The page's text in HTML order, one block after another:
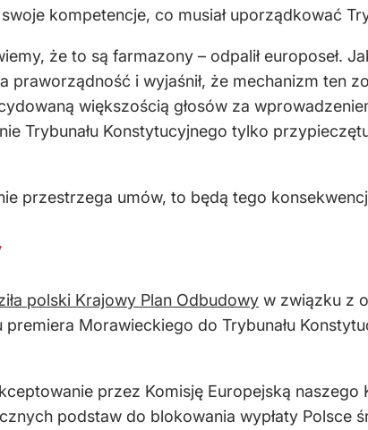
kompetencje, co musiał uporządkować
że to są farmazony – odpalił europoseł.
praworządność i wyjaśnił, że mechanizm ten
większością głosów za
Trybunału Konstytucyjnego tylko
przestrzega umów, to będą tego
polski Krajowy Plan Odbudowy w związku z
Morawieckiego do Trybunału
przez Komisję Europejską
podstaw do blokowania wypłaty Polsce